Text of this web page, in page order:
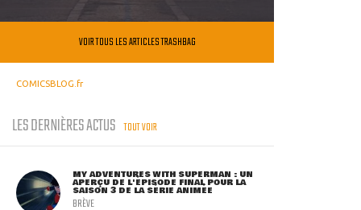
VOIR TOUS LES ARTICLES TRASHBAG
COMICSBLOG.fr
LES DERNIÈRES ACTUS TOUT VOIR
MY ADVENTURES WITH SUPERMAN : UN
APERÇU DE L'ÉPISODE FINAL POUR LA
SAISON 3 DE LA SÉRIE ANIMÉE
BRÈVE